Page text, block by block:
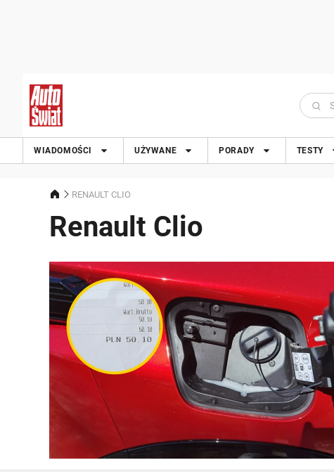
WIADOMOŚCI UŻYWANE PORADY TESTY
RENAULT CLIO
Renault Clio